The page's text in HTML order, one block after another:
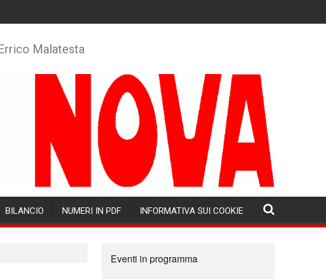
Malatesta
BILANCIO NUMERI IN PDF INFORMATIVA SUI COOKIE
Eventi in programma